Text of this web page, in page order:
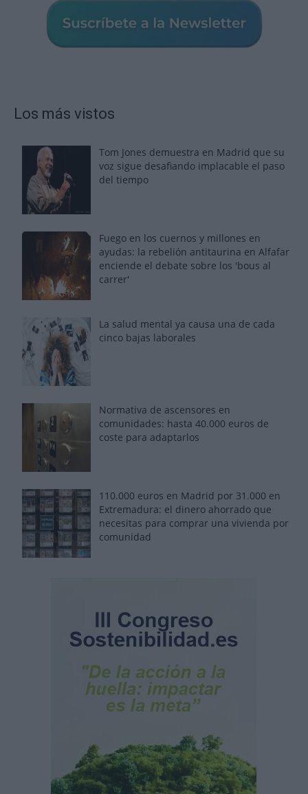
Los más vistos
Tom Jones demuestra en Madrid que su
voz sigue desafiando implacable el paso
del tiempo
Fuego en los cuernos y millones en
ayudas: la rebelión antitaurina en Alfafar
enciende el debate sobre los 'bous al
carrer'
La salud mental ya causa una de cada
cinco bajas laborales
Normativa de ascensores en
comunidades: hasta 40.000 euros de
coste para adaptarlos
110.000 euros en Madrid por 31.000 en
Extremadura: el dinero ahorrado que
necesitas para comprar una vivienda por
comunidad